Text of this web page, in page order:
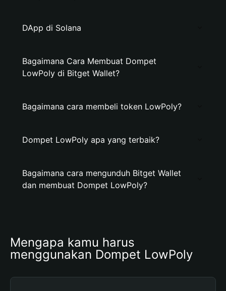
DApp di Solana
Bagaimana Cara Membuat Dompet
LowPoly di Bitget Wallet?
Bagaimana cara membeli token LowPoly?
Dompet LowPoly apa yang terbaik?
Bagaimana cara mengunduh Bitget Wallet
dan membuat Dompet LowPoly?
Mengapa kamu harus
menggunakan Dompet LowPoly